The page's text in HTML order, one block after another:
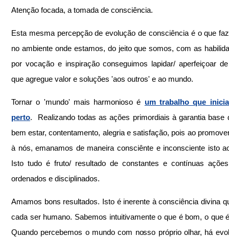
Atenção focada, a tomada de consciência.
Esta mesma percepção de evolução de consciência é o que
no ambiente onde estamos, do jeito que somos, com as
por vocação e inspiração conseguimos lapidar/ aperfeiçoar
que agregue valor e soluções 'aos outros' e ao mundo.
Tornar o 'mundo' mais harmonioso é um trabalho que
perto.  Realizando todas as ações primordiais à garantia base
bem estar, contentamento, alegria e satisfação, pois ao
à nós, emanamos de maneira consciênte e inconsciente isto
Isto tudo é fruto/ resultado de constantes e contínuas
ordenados e disciplinados.
Amamos bons resultados. Isto é inerente à consciência divina
cada ser humano. Sabemos intuitivamente o que é bom, o que
Quando percebemos o mundo com nosso próprio olhar, há